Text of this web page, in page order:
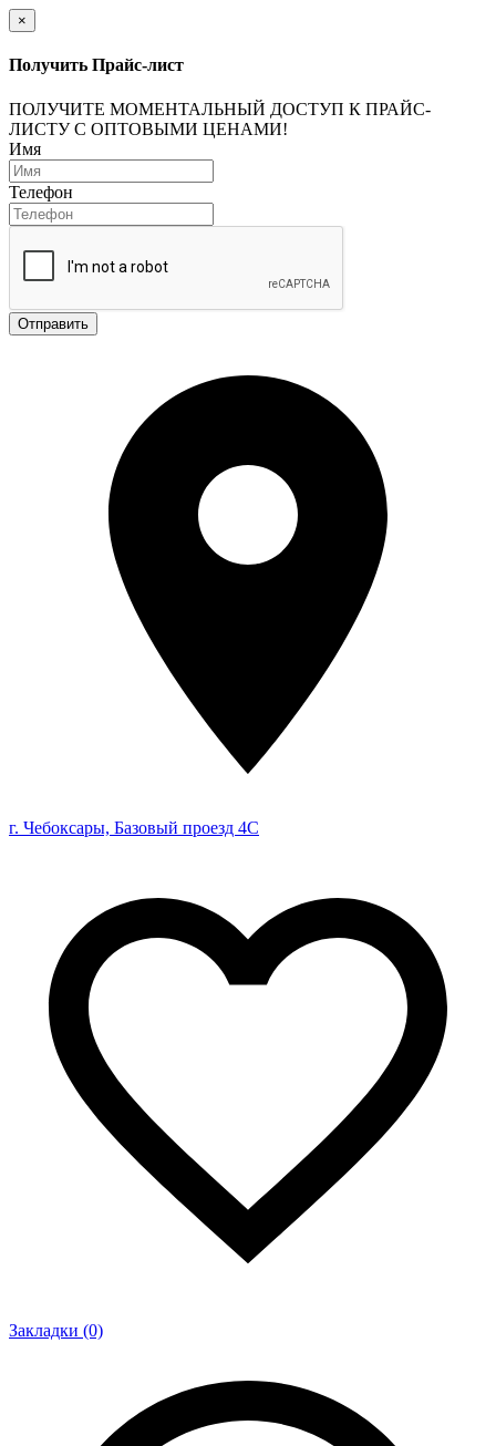
×
Получить Прайс-лист
ПОЛУЧИТЕ МОМЕНТАЛЬНЫЙ ДОСТУП К ПРАЙС-
ЛИСТУ С ОПТОВЫМИ ЦЕНАМИ!
Имя
Телефон
Отправить
г. Чебоксары, Базовый проезд 4С
Закладки (0)